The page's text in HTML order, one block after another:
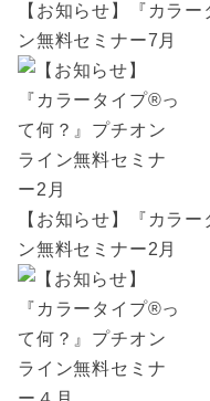
【お知らせ】『カラ
ン無料セミナー7月
【お知らせ】『カラ
ン無料セミナー2月